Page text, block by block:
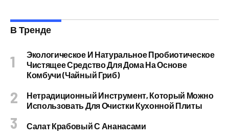
В Тренде
Экологическое И Натуральное Пробиотическое
Чистящее Средство Для Дома На Основе
Комбучи (чайный Гриб)
Нетрадиционный Инструмент, Который Можно
Использовать Для Очистки Кухонной Плиты
Салат Крабовый С Ананасами